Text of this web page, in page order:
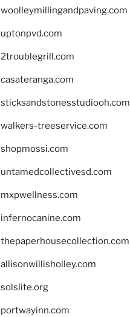
woolleymillingandpaving.com
uptonpvd.com
2troublegrill.com
casateranga.com
sticksandstonesstudiooh.com
walkers-treeservice.com
shopmossi.com
untamedcollectivesd.com
mxpwellness.com
infernocanine.com
thepaperhousecollection.com
allisonwillisholley.com
solslite.org
portwayinn.com